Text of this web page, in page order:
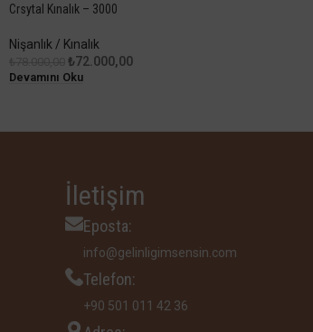
Crsytal Kınalık – 3000
Nişanlık / Kınalık
₺72.000,00
Devamını Oku
İletişim
Eposta:
info@gelinligimsensin.com
Telefon:
‪+90 501 011 42 36‬